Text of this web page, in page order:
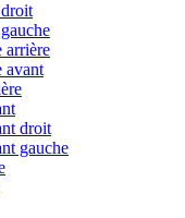
arrière
avant
droit
gauche